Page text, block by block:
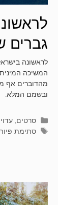
גברים
לראשונה
המשיכה
מהדוברים אף
ובשמם המלא.
קטגוריות
סרטים ,
תגיות
סתימת